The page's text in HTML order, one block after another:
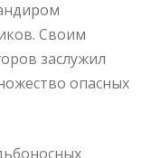
Своим
заслужил
опасных